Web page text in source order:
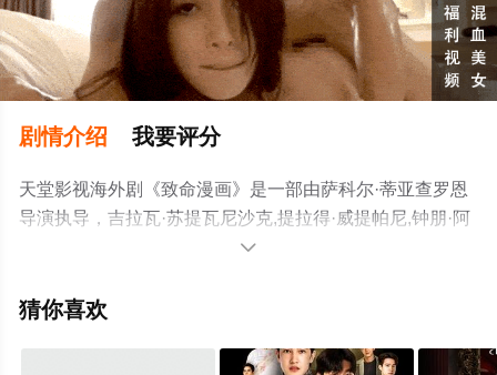
剧情介绍 我要评分
天堂影视海外剧《致命漫画》是一部由萨科尔·蒂亚查罗恩
导演执导，吉拉瓦·苏提瓦尼沙克,提拉得·威提帕尼,钟朋·阿
卢迪吉朋等演员精彩演绎的泰国电视剧，手机免费观看高
息可移步至豆瓣电视剧、电视猫或剧情网等平台了解。

猜你喜欢